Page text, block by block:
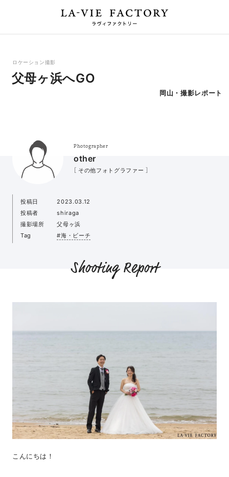
ロケーション撮影
父母ヶ浜へGO
岡山・撮影レポート
Photographer
other
［ その他フォトグラファー ］
投稿日
2023.03.12
投稿者
shiraga
撮影場所
父母ヶ浜
Tag
#海・ビーチ
Shooting Report
こんにちは！